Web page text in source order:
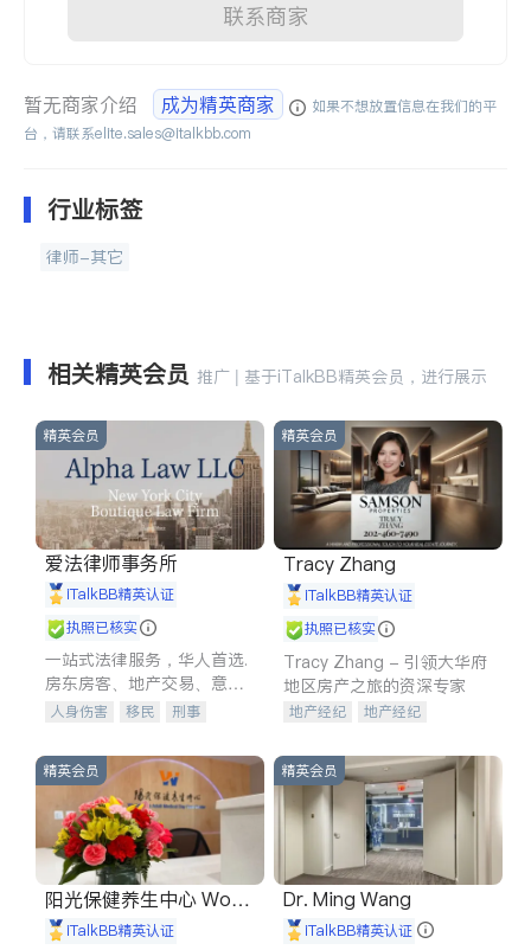
联系商家
暂无商家介绍 成为精英商家
如果不想放置信息在我们的平
台，请联系elite.sales@italkbb.com
行业标签
律师-其它
相关精英会员 推广 | 基于iTalkBB精英会员，进行展示
精英会员
爱法律师事务所
iTalkBB精英认证
执照已核实
一站式法律服务，华人首选.
房东房客、地产交易、意外
伤害、车祸重伤、商业诉
建筑合同、刑事案件全包办
人身伤害 移民
刑事
信托/遗嘱
商业
商标注册
律师-其它 保释
精英会员
Tracy Zhang
iTalkBB精英认证
执照已核实
Tracy Zhang - 引领大华府
地区房产之旅的资深专家
地产经纪
地产经纪
商铺租售
开发商建商
精英会员
阳光保健养生中心 World
shine
iTalkBB精英认证
精英会员
Dr. Ming Wang
iTalkBB精英认证